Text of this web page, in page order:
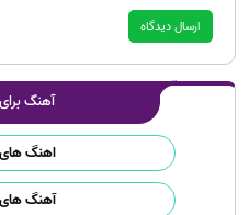
آهنگ
اهنگ
آهنگ